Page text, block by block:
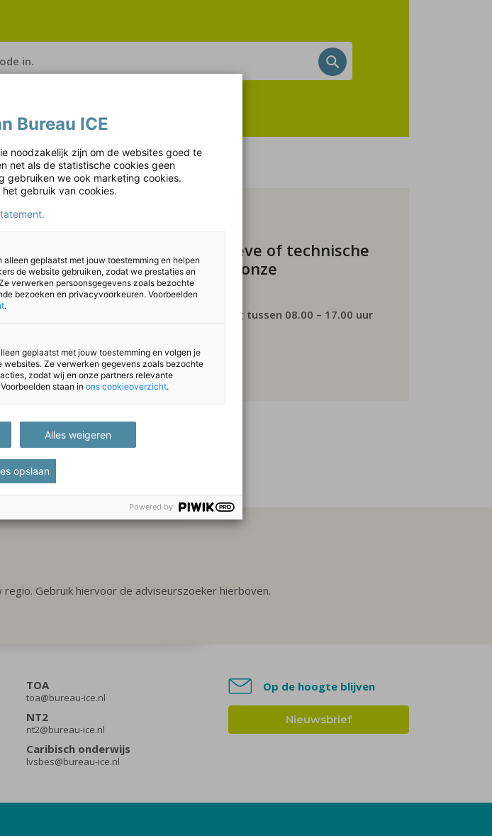
Heb je een administratieve of technische
vraag? Stel je vraag aan onze
klantenservice.
Bereikbaar van maandag t/m vrijdag tussen 08.00 – 17.00 uur
iep@bureau-ice.nl
Gebruik hiervoor de adviseurszoeker hierboven.
TOA
toa@bureau-ice.nl
NT2
nt2@bureau-ice.nl
Caribisch onderwijs
lvsbes@bureau-ice.nl
Op de hoogte blijven
Nieuwsbrief
Bureau ICE
noodzakelijk zijn om de websites goed te
net als de statistische cookies geen
gebruiken we ook marketing cookies.
gebruik van cookies.
geplaatst met jouw toestemming en helpen
de website gebruiken, zodat we prestaties en
verwerken persoonsgegevens zoals bezochte
bezoeken en privacyvoorkeuren. Voorbeelden
.
geplaatst met jouw toestemming en volgen je
Ze verwerken gegevens zoals bezochte
zodat wij en onze partners relevante
staan in ons cookieoverzicht.
Alles weigeren
opslaan
Powered by